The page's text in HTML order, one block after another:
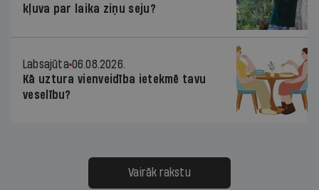
kļuva par laika ziņu seju?
Labsajūta 06.08.2026.
Kā uztura vienveidība ietekmē tavu
veselību?
Vairāk rakstu